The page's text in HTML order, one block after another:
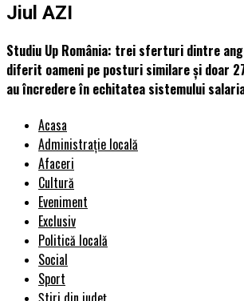
Jiul AZI
Studiu Up România: trei sferturi dintre
diferit oameni pe posturi similare și doar
au încredere în echitatea sistemului
Acasa
Administrație locală
Afaceri
Cultură
Eveniment
Exclusiv
Politică locală
Social
Sport